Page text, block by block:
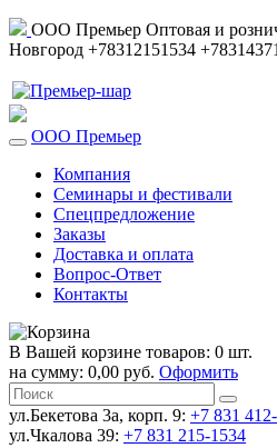
ООО Премьер Оптовая и
Новгород +78312151534
ООО Премьер
Компания
Семинары и фестивали
Спецпредложение
Заказы
Доставка и оплата
Вопрос-Ответ
Контакты
В Вашей корзине товаров: 0 шт.
на сумму: 0,00 руб. Оформить
ул.Бекетова 3а, корп. 9: +7 831
ул.Чкалова 39: +7 831 215-1534